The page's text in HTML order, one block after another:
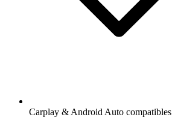
Carplay & Android Auto compatibles